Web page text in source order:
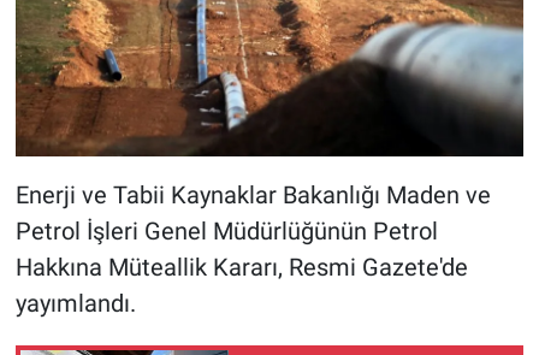
Enerji ve Tabii Kaynaklar Bakanlığı Maden ve
Petrol İşleri Genel Müdürlüğünün Petrol
Hakkına Müteallik Kararı, Resmi Gazete'de
yayımlandı.